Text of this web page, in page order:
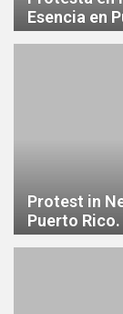
Esencia en
Protest in
Puerto Rico.